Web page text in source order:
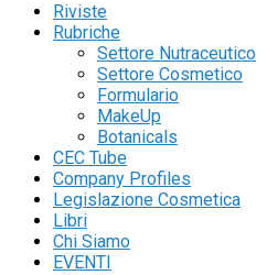
Riviste
Rubriche
Settore Nutraceutico
Settore Cosmetico
Formulario
MakeUp
Botanicals
CEC Tube
Company Profiles
Legislazione Cosmetica
Libri
Chi Siamo
EVENTI